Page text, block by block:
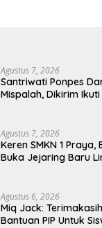
Agustus 7, 2026
Santriwati Ponpes
Mispalah, Dikirim
Agustus 7, 2026
Keren SMKN 1
Buka Jejaring Baru
Agustus 6, 2026
Miq Jack: Terimakasih Miq Ari Atas
Bantuan PIP Untuk